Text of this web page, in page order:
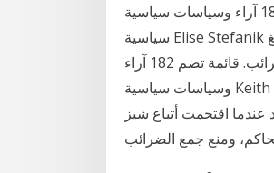
قائمة تضم 181 آراء وسياسات سياسية Carly Fiorina في عام 2020 . قائمة تضم 182 آراء وسياسات
سياسية Elise Stefanik في عام 2020 . على العموم ، تشتهر هذه المدن الودية بجودتها العالية في الحياة. يبلغ
متوسط دخل كل أسرة 59،680 دولارًا ، مع تمتع السكان أيضًا بأقل معدلات الضرائب. قائمة تضم 182 آراء
وسياسات سياسية Keith Faber في عام 2021 . Oct 30, 2018 · قد ابتليت المزارعين من الضرائب على
اقتحمت أتباع شيز